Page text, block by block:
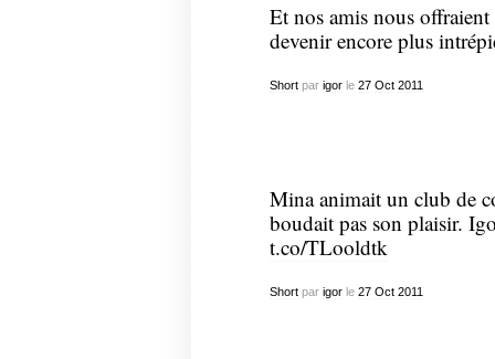
Et nos amis nous offraient
devenir encore plus
Shortpar igorle 27 Oct 2011
Mina animait un club de
boudait pas son plaisir.
t.co/TLooldtk
Shortpar igorle 27 Oct 2011